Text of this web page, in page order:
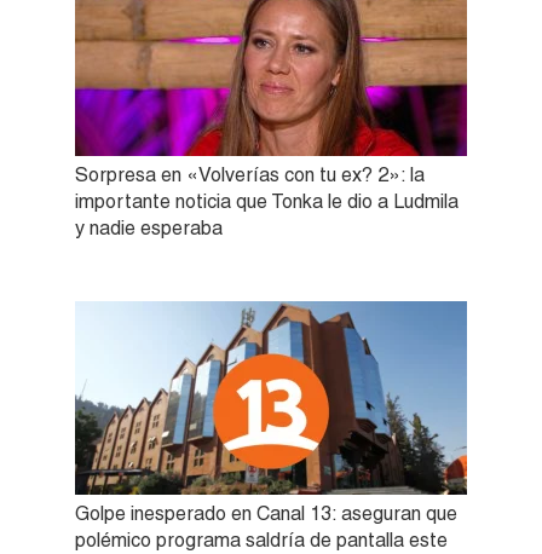
Sorpresa en «Volverías con tu ex? 2»: la
importante noticia que Tonka le dio a Ludmila
y nadie esperaba
Golpe inesperado en Canal 13: aseguran que
polémico programa saldría de pantalla este